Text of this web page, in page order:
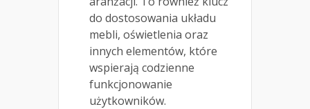
do dostosowania układu
mebli, oświetlenia oraz
innych elementów, które
wspierają codzienne
funkcjonowanie
użytkowników.